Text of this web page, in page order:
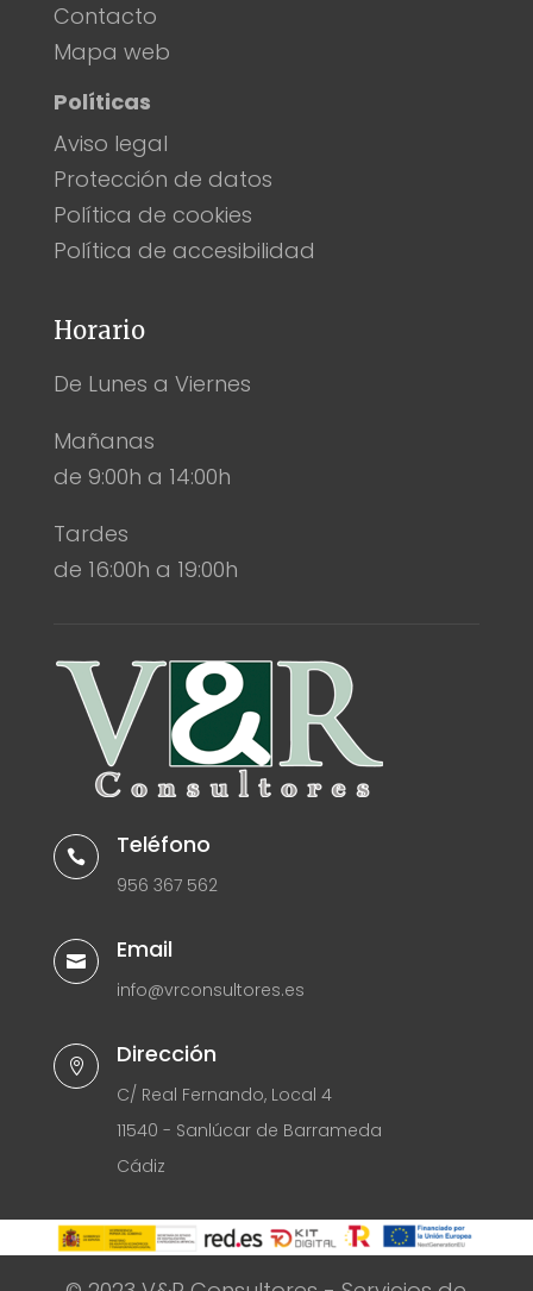
Contacto
Mapa web
Políticas
Aviso legal
Protección de datos
Política de cookies
Política de accesibilidad
Horario
De Lunes a Viernes
Mañanas
de 9:00h a 14:00h
Tardes
de 16:00h a 19:00h
 Teléfono
956 367 562
 Email
info@vrconsultores.es
 Dirección
C/ Real Fernando, Local 4
11540 - Sanlúcar de Barrameda
Cádiz